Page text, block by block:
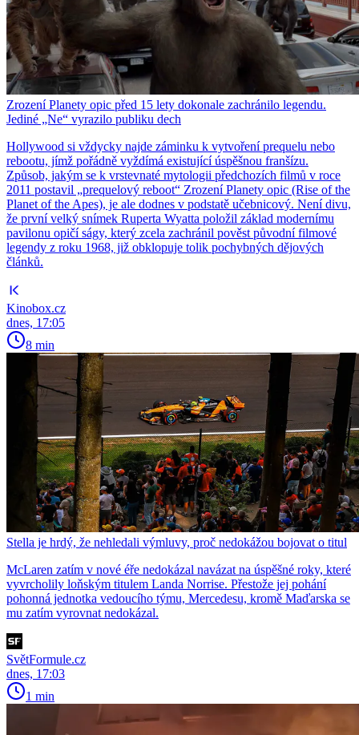
Zrození Planety opic před 15 lety dokonale zachránilo legendu.
Jediné „Ne“ vyrazilo publiku dech
Hollywood si vždycky najde záminku k vytvoření prequelu nebo
rebootu, jímž pořádně vyždímá existující úspěšnou franšízu.
Způsob, jakým se k vrstevnaté mytologii předchozích filmů v roce
2011 postavil „prequelový reboot“ Zrození Planety opic (Rise of the
Planet of the Apes), je ale dodnes v podstatě učebnicový. Není divu,
že první velký snímek Ruperta Wyatta položil základ modernímu
pavilonu opičí ságy, který zcela zachránil pověst původní filmové
legendy z roku 1968, již obklopuje tolik pochybných dějových
článků.
Kinobox.cz
dnes, 17:05
8 min
Stella je hrdý, že nehledali výmluvy, proč nedokážou bojovat o titul
McLaren zatím v nové éře nedokázal navázat na úspěšné roky, které
vyvrcholily loňským titulem Landa Norrise. Přestože jej pohání
pohonná jednotka vedoucího týmu, Mercedesu, kromě Maďarska se
mu zatím vyrovnat nedokázal.
SvětFormule.cz
dnes, 17:03
1 min